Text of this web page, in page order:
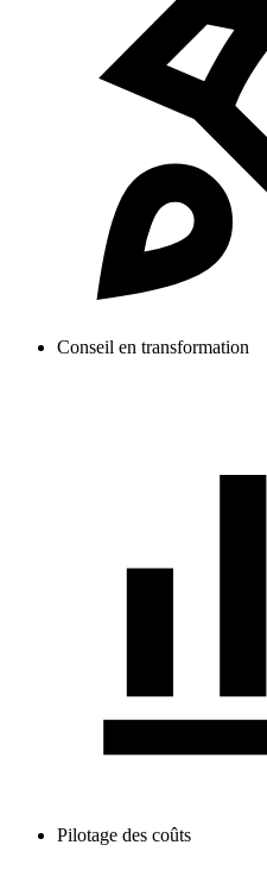
Conseil en transformation
Pilotage des coûts